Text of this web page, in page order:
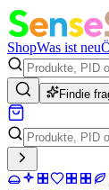
ShopWas ist neu
Findie